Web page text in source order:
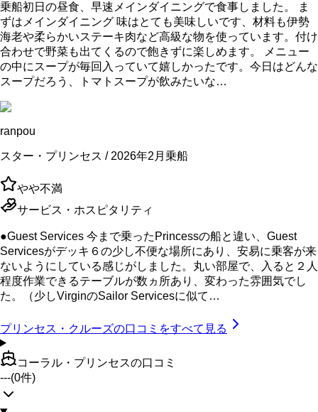
乗船初日の昼食、早速メインダイニングで食事しました。 ま
ずはメインダイニング 味はとても美味しいです、材料も伊勢
海老や柔らかいステーキ肉など高級な物を使っています。付け
合わせで野菜も出てくるので飽きずに楽しめます。 メニュー
の中にスープが毎回入っていて嬉しかったです。今日はどんな
スープだろう、トマトスープが飲みたいな…
ranpou
スター・プリンセス / 2026年2月乗船
やや不満
サービス・ホスピタリティ
●Guest Services 今まで乗ったPrincessの船と違い、Guest
Servicesがデッキ６の少し不便な場所にあり、安易に乗客が来
ないようにしている感じがしました。丸い部屋で、入ると２人
程度作業できるテーブルが数ヵ所あり、変わった雰囲気でし
た。（少しVirginのSailor Servicesに似て…
プリンセス・クルーズの口コミをすべて見る
コーラル・プリンセスの口コミ
---(0件)